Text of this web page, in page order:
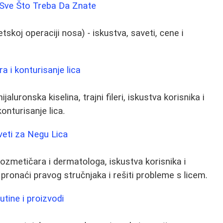
Što Treba Da Znate
operaciji nosa) - iskustva, saveti, cene i
i konturisanje lica
kiselina, trajni fileri, iskustva korisnika i
lica.
za Negu Lica
i dermatologa, iskustva korisnika i
pravog stručnjaka i rešiti probleme s licem.
i proizvodi